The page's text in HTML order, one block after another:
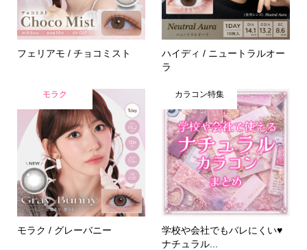
フェリアモ / チョコミスト
ハイディ / ニュートラルオー
ラ
モラク
モラク / グレーバニー
カラコン特集
学校や会社でもバレにくい♥
ナチュラル...